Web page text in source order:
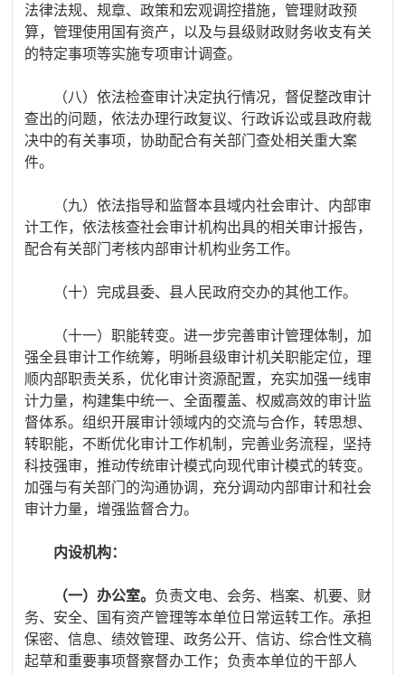
法律法规、规章、政策和宏观调控措施，管理财政预
算，管理使用国有资产，以及与县级财政财务收支有关
的特定事项等实施专项审计调查。
（八）依法检查审计决定执行情况，督促整改审计
查出的问题，依法办理行政复议、行政诉讼或县政府裁
决中的有关事项，协助配合有关部门查处相关重大案
件。
（九）依法指导和监督本县域内社会审计、内部审
计工作，依法核查社会审计机构出具的相关审计报告，
配合有关部门考核内部审计机构业务工作。
（十）完成县委、县人民政府交办的其他工作。
（十一）职能转变。进一步完善审计管理体制，加
强全县审计工作统筹，明晰县级审计机关职能定位，理
顺内部职责关系，优化审计资源配置，充实加强一线审
计力量，构建集中统一、全面覆盖、权威高效的审计监
督体系。组织开展审计领域内的交流与合作，转思想、
转职能，不断优化审计工作机制，完善业务流程，坚持
科技强审，推动传统审计模式向现代审计模式的转变。
加强与有关部门的沟通协调，充分调动内部审计和社会
审计力量，增强监督合力。
内设机构：
（一）办公室。 负责文电、会务、档案、机要、财
务、安全、国有资产管理等本单位日常运转工作。承担
保密、信息、绩效管理、政务公开、信访、综合性文稿
起草和重要事项督察督办工作；负责本单位的干部人